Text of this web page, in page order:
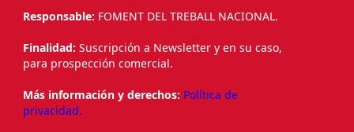
Responsable: FOMENT DEL TREBALL NACIONAL.
Finalidad: Suscripción a Newsletter y en su caso,
para prospección comercial.
Más información y derechos: Política de
privacidad.